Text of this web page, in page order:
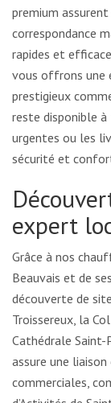
premium
correspondance
rapides et
vous offrons une
prestigieux
reste disponible à
urgentes ou les
sécurité et
expert
Grâce à nos
Beauvais et de
découverte de
Troissereux, la
Cathédrale Saint-
assure une
commerciales,